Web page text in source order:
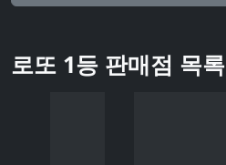
로또 1등 판매점 목록